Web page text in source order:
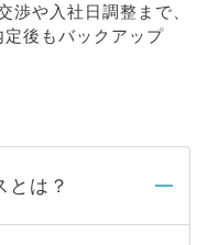
渉や入社日調整まで、
定後もバックアップ
とは？